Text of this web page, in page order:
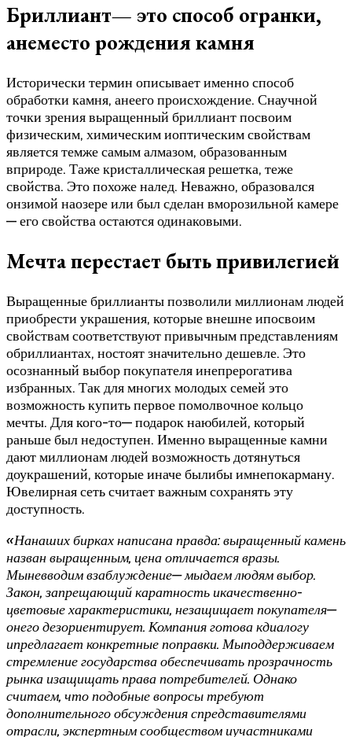
Бриллиант— это способ огранки,
анеместо рождения камня
Исторически термин описывает именно способ
обработки камня, анеего происхождение. Снаучной
точки зрения выращенный бриллиант посвоим
физическим, химическим иоптическим свойствам
является темже самым алмазом, образованным
вприроде. Таже кристаллическая решетка, теже
свойства. Это похоже налед. Неважно, образовался
онзимой наозере или был сделан вморозильной камере
— его свойства остаются одинаковыми.
Мечта перестает быть привилегией
Выращенные бриллианты позволили миллионам людей
приобрести украшения, которые внешне ипосвоим
свойствам соответствуют привычным представлениям
обриллиантах, ностоят значительно дешевле. Это
осознанный выбор покупателя инепрерогатива
избранных. Так для многих молодых семей это
возможность купить первое помолвочное кольцо
мечты. Для кого-то— подарок наюбилей, который
раньше был недоступен. Именно выращенные камни
дают миллионам людей возможность дотянуться
доукрашений, которые иначе былибы имнепокарману.
Ювелирная сеть считает важным сохранять эту
доступность.
«Нанаших бирках написана правда: выращенный камень
назван выращенным, цена отличается вразы.
Мыневводим взаблуждение— мыдаем людям выбор.
Закон, запрещающий каратность икачественно-
цветовыехарактеристики, незащищает покупателя—
онего дезориентирует. Компания готова кдиалогу
ипредлагает конкретные поправки. Мыподдерживаем
стремление государства обеспечивать прозрачность
рынка изащищать права потребителей. Однако
считаем, что подобные вопросы требуют
дополнительного обсуждения спредставителями
отрасли, экспертным сообществом иучастниками